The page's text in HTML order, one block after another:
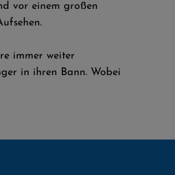
vor einem großen
immer weiter
in ihren Bann. Wobei